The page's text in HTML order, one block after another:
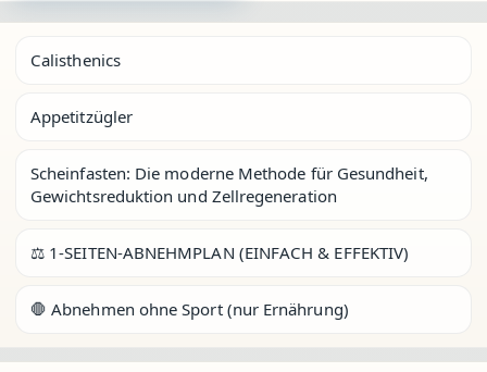
Calisthenics
Appetitzügler
Scheinfasten: Die moderne Methode für Gesundheit,
Gewichtsreduktion und Zellregeneration
⚖️ 1-SEITEN-ABNEHMPLAN (EINFACH & EFFEKTIV)
🛑 Abnehmen ohne Sport (nur Ernährung)